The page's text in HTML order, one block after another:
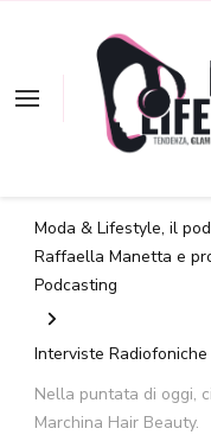
Moda & Lifestyle, il
Raffaella Manetta e
Podcasting
Interviste Radiofoniche
Nella puntata di oggi,
Marchina Hair Beauty.